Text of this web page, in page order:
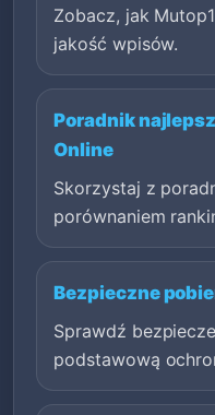
Zobacz, jak
jakość wpisów.
Poradnik
Online
Skorzystaj z
porównaniem
Bezpieczne
Sprawdź
podstawową